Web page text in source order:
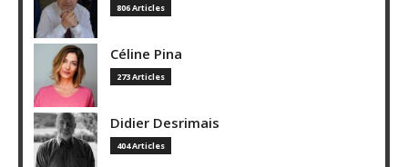
806 Articles
Céline Pina
273 Articles
Didier Desrimais
404 Articles